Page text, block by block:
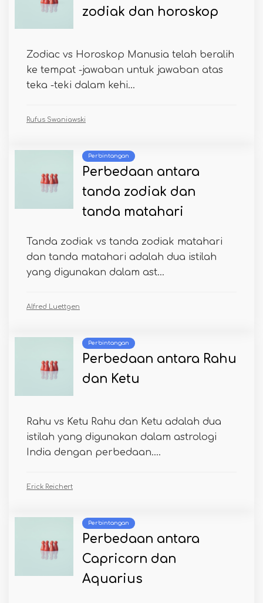
zodiak dan horoskop
Zodiac vs Horoskop Manusia telah beralih
ke tempat -jawaban untuk jawaban atas
teka -teki dalam kehi...
Rufus Swaniawski
Perbintangan
Perbedaan antara
tanda zodiak dan
tanda matahari
Tanda zodiak vs tanda zodiak matahari
dan tanda matahari adalah dua istilah
yang digunakan dalam ast...
Alfred Luettgen
Perbintangan
Perbedaan antara Rahu
dan Ketu
Rahu vs Ketu Rahu dan Ketu adalah dua
istilah yang digunakan dalam astrologi
India dengan perbedaan....
Erick Reichert
Perbintangan
Perbedaan antara
Capricorn dan
Aquarius